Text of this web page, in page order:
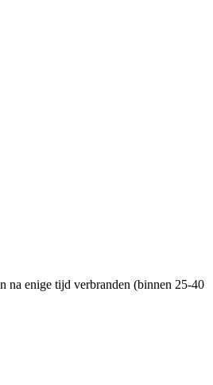
na enige tijd verbranden (binnen 25-40